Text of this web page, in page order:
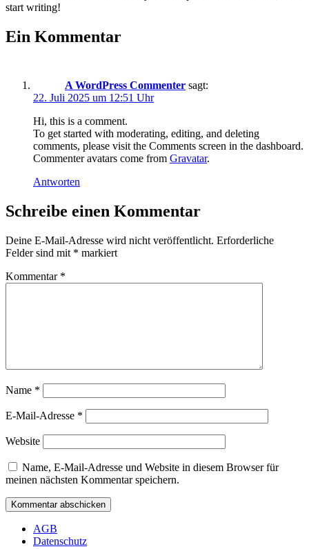
start writing!
Ein Kommentar
A WordPress Commenter sagt:
22. Juli 2025 um 12:51 Uhr
Hi, this is a comment.
To get started with moderating, editing, and deleting
comments, please visit the Comments screen in the dashboard.
Commenter avatars come from Gravatar.
Antworten
Schreibe einen Kommentar
Deine E-Mail-Adresse wird nicht veröffentlicht. Erforderliche
Felder sind mit * markiert
Kommentar *
Name *
E-Mail-Adresse *
Website
Name, E-Mail-Adresse und Website in diesem Browser für
meinen nächsten Kommentar speichern.
AGB
Datenschutz